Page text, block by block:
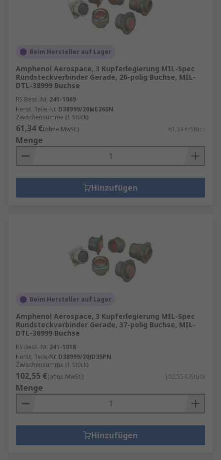
Beim Hersteller auf Lager
Amphenol Aerospace, 3 Kupferlegierung MIL-Spec
Rundsteckverbinder Gerade, 26-polig Buchse, MIL-
DTL-38999 Buchse
RS Best.-Nr. 241-1069
Herst. Teile-Nr. D38999/20ME26SN
Zwischensumme (1 Stück)
61,34 €(ohne MwSt.) 61,34 €/Stück
Menge
Hinzufügen
Beim Hersteller auf Lager
Amphenol Aerospace, 3 Kupferlegierung MIL-Spec
Rundsteckverbinder Gerade, 37-polig Buchse, MIL-
DTL-38999 Buchse
RS Best.-Nr. 241-1018
Herst. Teile-Nr. D38999/20JD35PN
Zwischensumme (1 Stück)
102,55 €(ohne MwSt.) 102,55 €/Stück
Menge
Hinzufügen